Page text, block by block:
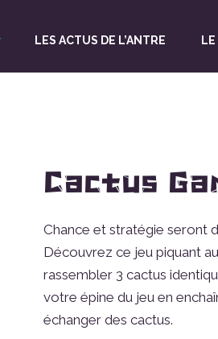
LES ACTUS DE L’ANTRE
Cactus
Chance et stratégie seront
Découvrez ce jeu piquant
rassembler 3 cactus
votre épine du jeu en
échanger des cactus.